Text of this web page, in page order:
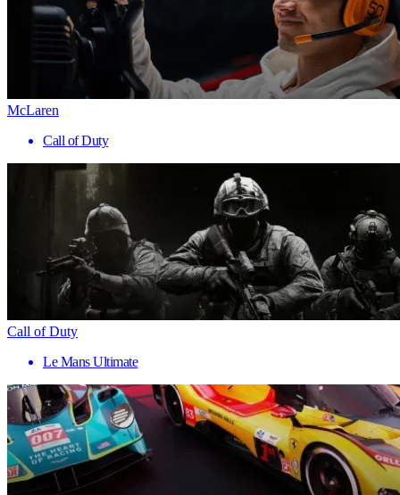
McLaren
Call of Duty
Call of Duty
Le Mans Ultimate